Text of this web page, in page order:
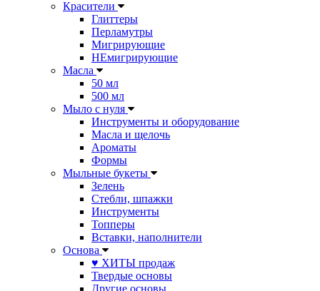
Красители
Глиттеры
Перламутры
Мигрирующие
НЕмигрирующие
Масла
50 мл
500 мл
Мыло с нуля
Инструменты и оборудование
Масла и щелочь
Ароматы
Формы
Мыльные букеты
Зелень
Стебли, шпажки
Инструменты
Топперы
Вставки, наполнители
Основа
♥ ХИТЫ продаж
Твердые основы
Другие основы